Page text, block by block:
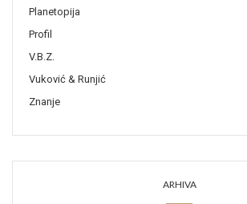
Planetopija
Profil
V.B.Z.
Vuković & Runjić
Znanje
ARHIVA